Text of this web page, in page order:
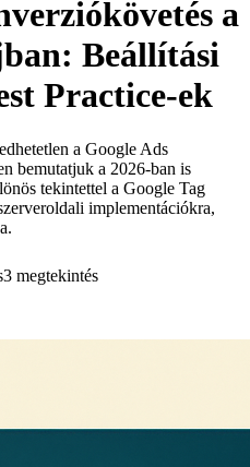
a
Beállítási
Practice-ek
a Google Ads
bemutatjuk a 2026-ban is
tekintettel a Google Tag
implementációkra,
3 megtekintés